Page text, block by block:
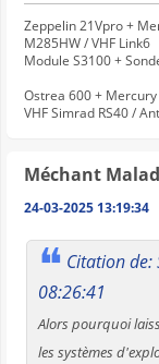
Zeppelin 21Vpro +
M285HW / VHF Link6
Module S3100 +
Ostrea 600 + Mercury
VHF Simrad RS40 /
Méchant
24-03-2025 13:19:34
Citation de:
08:26:41
Alors pourquoi
les systèmes